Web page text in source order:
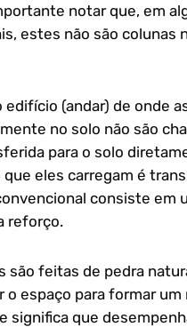
notar que, em
estes não são colunas
edifício (andar) de onde
no solo não são
para o solo
eles carregam é
consiste em
reforço.
são feitas de pedra
o espaço para formar
significa que